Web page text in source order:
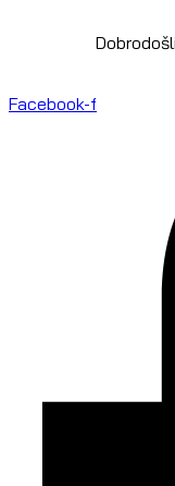
Dobrodošli u
Facebook-f